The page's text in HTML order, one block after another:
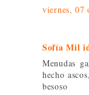
viernes, 07
Sofía Mil
Menudas
hecho
besoso